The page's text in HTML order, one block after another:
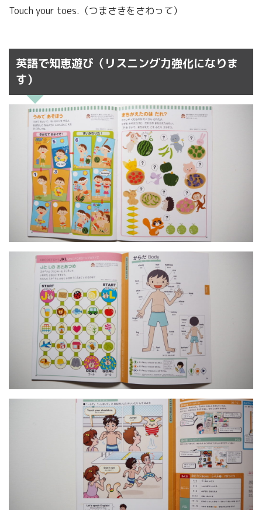
Touch your toes.（つまさきをさわって）
英語で知恵遊び（リスニング力強化になりま
す）